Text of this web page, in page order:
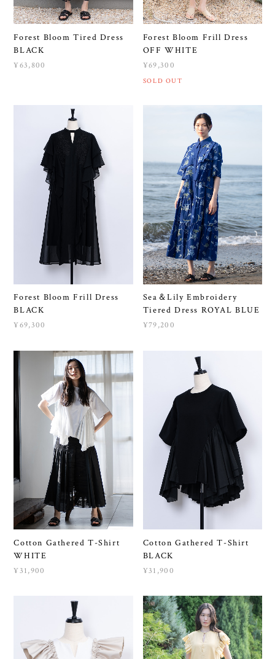
Forest Bloom Tired Dress
BLACK
¥63,800
Forest Bloom Frill Dress
OFF WHITE
¥69,300
SOLD OUT
Forest Bloom Frill Dress
BLACK
¥69,300
Sea＆Lily Embroidery
Tiered Dress ROYAL BLUE
¥79,200
Cotton Gathered T-Shirt
WHITE
¥31,900
Cotton Gathered T-Shirt
BLACK
¥31,900